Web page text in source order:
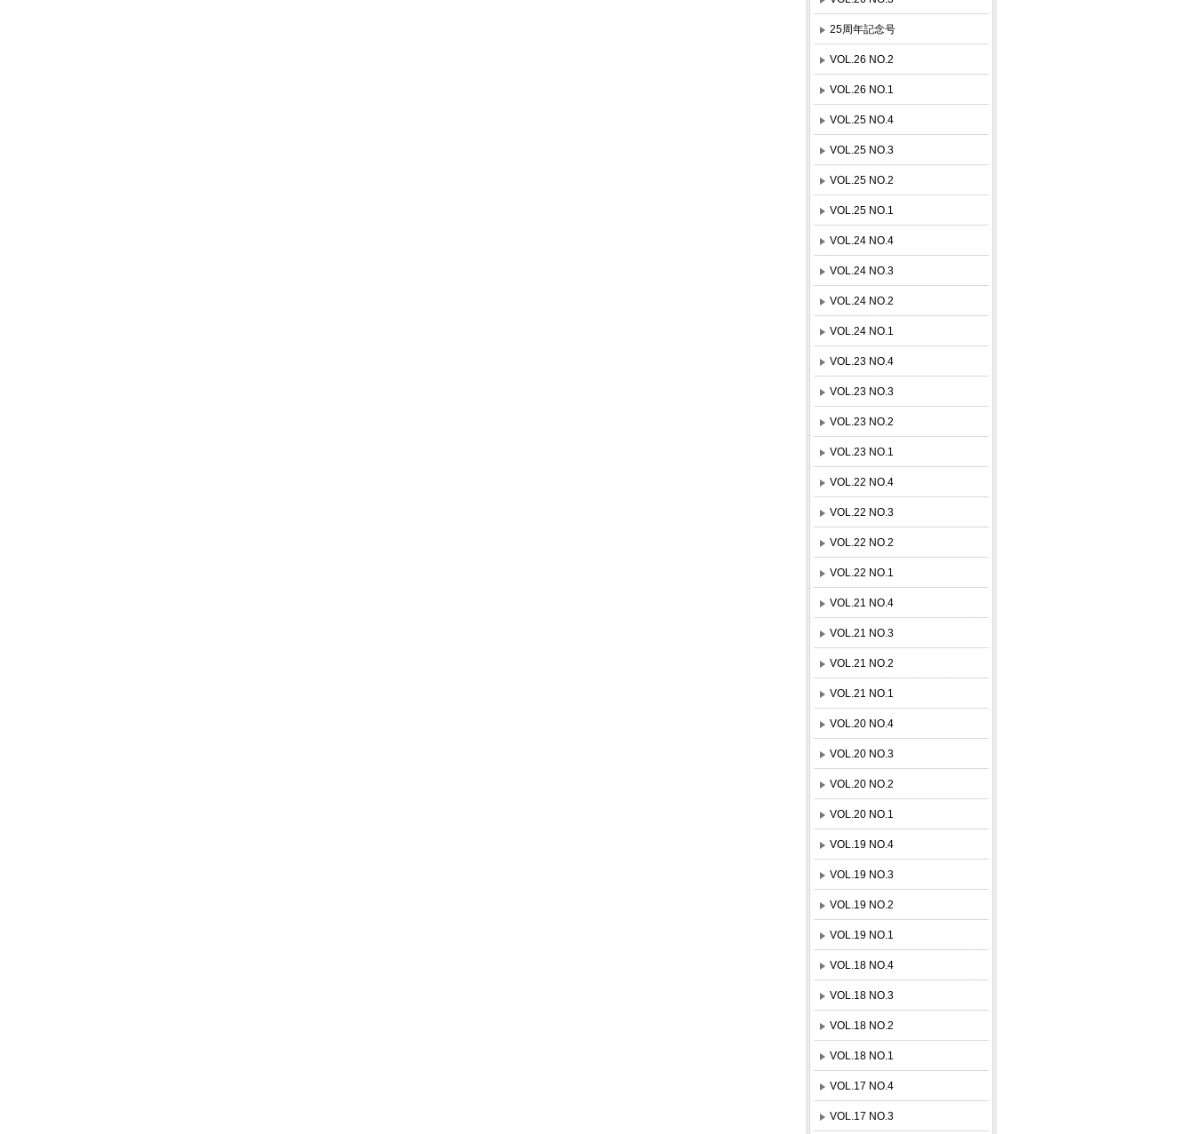
25周年記念号
VOL.26 NO.2
VOL.26 NO.1
VOL.25 NO.4
VOL.25 NO.3
VOL.25 NO.2
VOL.25 NO.1
VOL.24 NO.4
VOL.24 NO.3
VOL.24 NO.2
VOL.24 NO.1
VOL.23 NO.4
VOL.23 NO.3
VOL.23 NO.2
VOL.23 NO.1
VOL.22 NO.4
VOL.22 NO.3
VOL.22 NO.2
VOL.22 NO.1
VOL.21 NO.4
VOL.21 NO.3
VOL.21 NO.2
VOL.21 NO.1
VOL.20 NO.4
VOL.20 NO.3
VOL.20 NO.2
VOL.20 NO.1
VOL.19 NO.4
VOL.19 NO.3
VOL.19 NO.2
VOL.19 NO.1
VOL.18 NO.4
VOL.18 NO.3
VOL.18 NO.2
VOL.18 NO.1
VOL.17 NO.4
VOL.17 NO.3